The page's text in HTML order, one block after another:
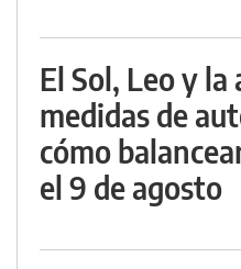
El Sol, Leo y
medidas de
cómo
el 9 de agosto